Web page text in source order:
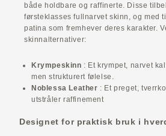
både holdbare og raffinerte. Disse
førsteklasses fullnarvet skinn, og med
patina som fremhever deres karakter.
skinnalternativer:
Krympeskinn : Et krympet, narvet
men strukturert følelse.
Noblessa Leather : Et preget,
utstråler raffinement
Designet for praktisk bruk i